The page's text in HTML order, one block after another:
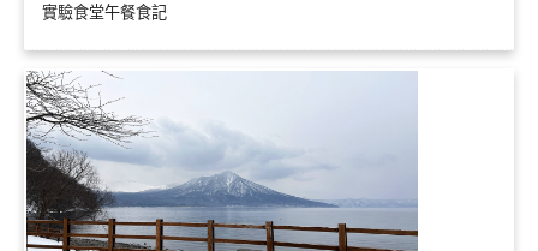
實驗食堂午餐食記